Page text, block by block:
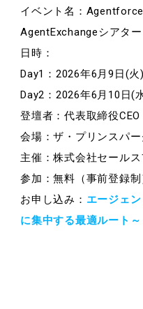
イベント名：
AgentExchangeシアタ
日時：
Day1：2026年6月9日(
Day2：2026年6月10日(
登壇者：代表取締役
会場：ザ・プリンスパ
主催：株式会社セール
参加：無料（事前登録
お申し込み： エージェ
に集中する最適ルート～